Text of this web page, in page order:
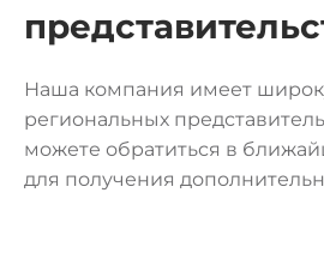
Наша компания имеет
региональных
можете обратиться в
для получения